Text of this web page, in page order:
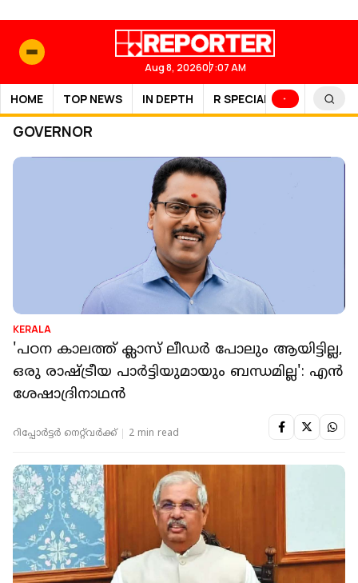
Aug 8, 202607:07 AM
HOME TOP NEWS IN DEPTH R SPECIAL SPORTS
GOVERNOR
KERALA
'പഠന കാലത്ത് ക്ലാസ് ലീഡർ പോലും ആയിട്ടില്ല,
ഒരു രാഷ്ട്രീയ പാര്‍ട്ടിയുമായും ബന്ധമില്ല': എൻ
ശേഷാദ്രിനാഥൻ
റിപ്പോർട്ടർ നെറ്റ്‌വര്‍ക്ക്‌ 2 min read